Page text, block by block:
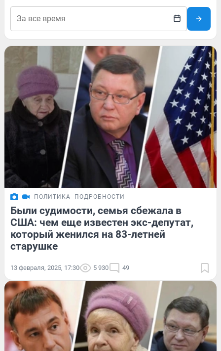
ПОЛИТИКА ПОДРОБНОСТИ
Были судимости, семья сбежала в
США: чем еще известен экс-депутат,
который женился на 83-летней
старушке
13 февраля, 2025, 17:30 5 930 49